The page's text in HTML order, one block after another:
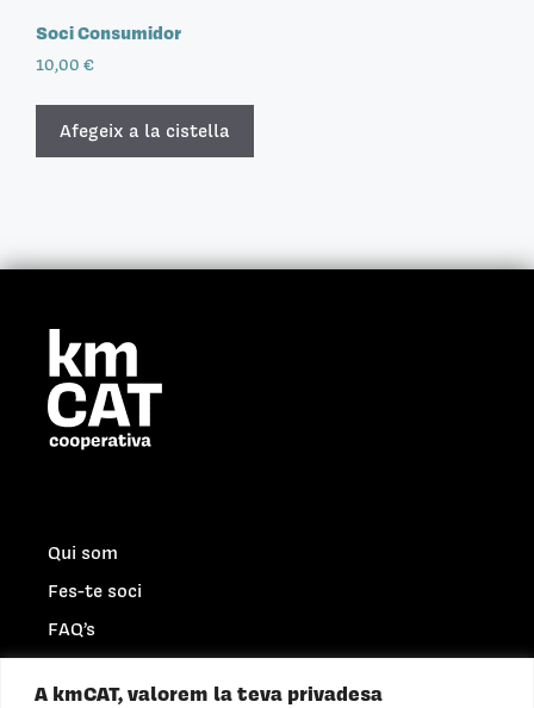
A kmCAT, valorem la teva privadesa
Soci Consumidor
10,00 €
Afegeix a la cistella
Qui som
Fes-te soci
FAQ’s